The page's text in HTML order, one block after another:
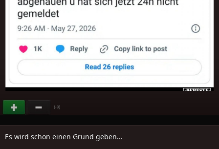
(-9)
Es wird schon einen Grund geben...